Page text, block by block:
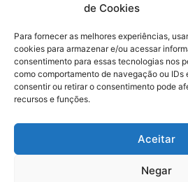
de Cookies
Para fornecer as melhores experiências,
cookies para armazenar e/ou acessar
consentimento para essas tecnologias nos
como comportamento de navegação ou IDs
consentir ou retirar o consentimento pode
recursos e funções.
Aceitar
Negar
MG - 30.130-148
gontijo@gontijomendes.com.br